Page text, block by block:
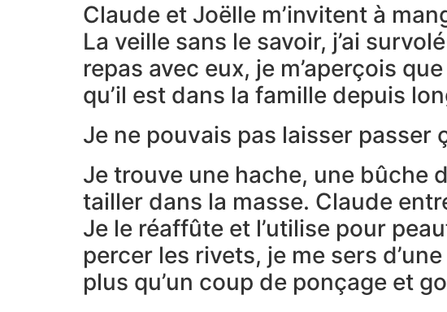
Claude et Joëlle m’invitent à
La veille sans le savoir, j’ai
repas avec eux, je m’aperçois
qu’il est dans la famille depuis
Je ne pouvais pas laisser passer
Je trouve une hache, une bûche
tailler dans la masse. Claude
Je le réaffûte et l’utilise pour
percer les rivets, je me sers
plus qu’un coup de ponçage et